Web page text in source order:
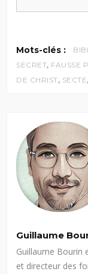
Mots-clés :
SECRET, FAUSSE
DE CHRIST, SECTE
Guillaume
Guillaume Bourin
et directeur des